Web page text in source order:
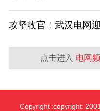
攻坚收官！武汉电网
点击进入 电网
Copyright :copyright: